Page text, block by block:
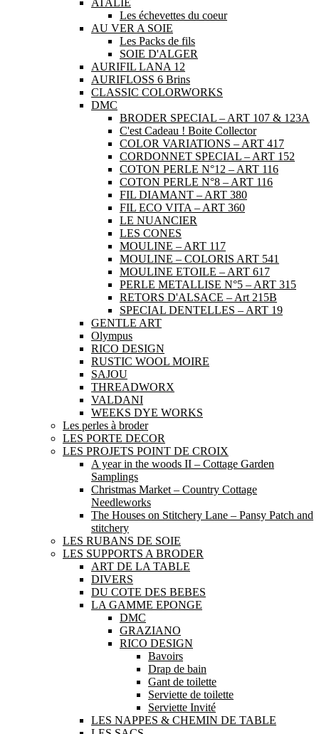
ATALIE
Les échevettes du coeur
AU VER A SOIE
Les Packs de fils
SOIE D'ALGER
AURIFIL LANA 12
AURIFLOSS 6 Brins
CLASSIC COLORWORKS
DMC
BRODER SPECIAL – ART 107 & 123A
C'est Cadeau ! Boite Collector
COLOR VARIATIONS – ART 417
CORDONNET SPECIAL – ART 152
COTON PERLE N°12 – ART 116
COTON PERLE N°8 – ART 116
FIL DIAMANT – ART 380
FIL ECO VITA – ART 360
LE NUANCIER
LES CONES
MOULINE – ART 117
MOULINE – COLORIS ART 541
MOULINE ETOILE – ART 617
PERLE METALLISE N°5 – ART 315
RETORS D'ALSACE – Art 215B
SPECIAL DENTELLES – ART 19
GENTLE ART
Olympus
RICO DESIGN
RUSTIC WOOL MOIRE
SAJOU
THREADWORX
VALDANI
WEEKS DYE WORKS
Les perles à broder
LES PORTE DECOR
LES PROJETS POINT DE CROIX
A year in the woods II – Cottage Garden
Samplings
Christmas Market – Country Cottage
Needleworks
The Houses on Stitchery Lane – Pansy Patch and
stitchery
LES RUBANS DE SOIE
LES SUPPORTS A BRODER
ART DE LA TABLE
DIVERS
DU COTE DES BEBES
LA GAMME EPONGE
DMC
GRAZIANO
RICO DESIGN
Bavoirs
Drap de bain
Gant de toilette
Serviette de toilette
Serviette Invité
LES NAPPES & CHEMIN DE TABLE